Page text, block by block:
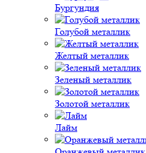
Бургундия
Голубой металлик
Желтый металлик
Зеленый металлик
Золотой металлик
Лайм